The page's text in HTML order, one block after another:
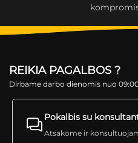
REIKIA PAGALBOS ?
Dirbame darbo dienomis nuo
Pokalbis su
Atsakome ir